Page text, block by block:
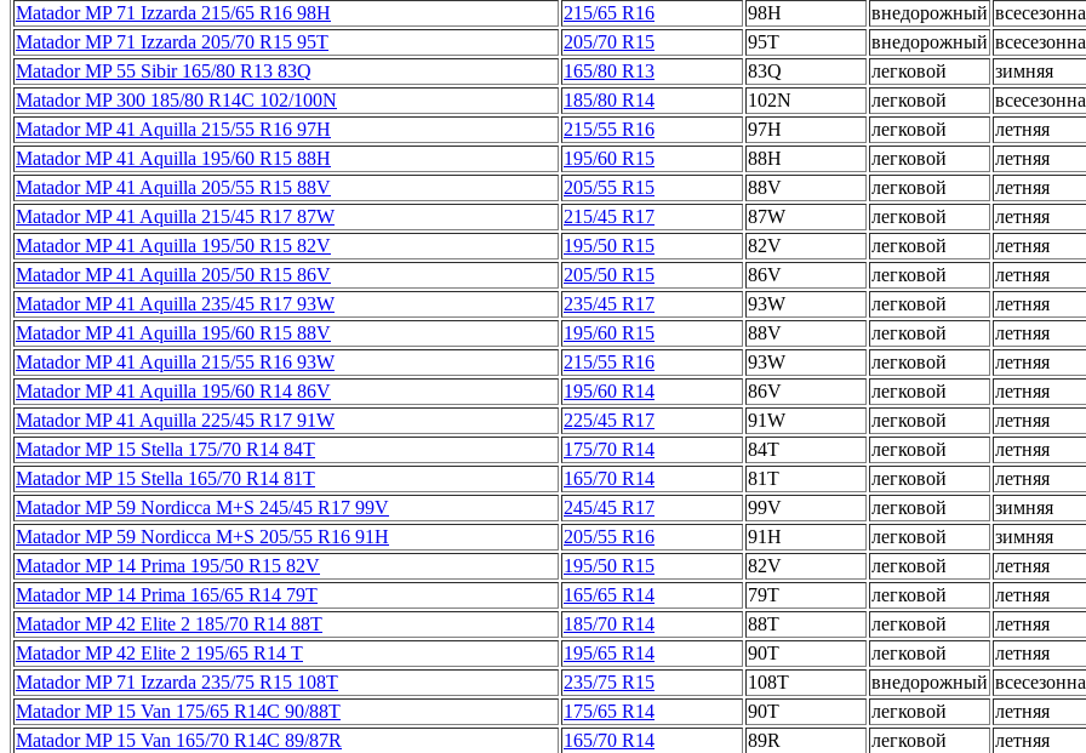
Matador MP 71 Izzarda 215/65 R16 98H
215/65 R16 98H внедорожный
Matador MP 71 Izzarda 205/70 R15 95T
205/70 R15 95T внедорожный
Matador MP 55 Sibir 165/80 R13 83Q
165/80 R13 83Q легковой зимняя
Matador MP 300 185/80 R14C 102/100N
185/80 R14 102N легковой
Matador MP 41 Aquilla 215/55 R16 97H
215/55 R16 97H легковой летняя
Matador MP 41 Aquilla 195/60 R15 88H
195/60 R15 88H легковой летняя
Matador MP 41 Aquilla 205/55 R15 88V
205/55 R15 88V легковой летняя
Matador MP 41 Aquilla 215/45 R17 87W
215/45 R17 87W легковой летняя
Matador MP 41 Aquilla 195/50 R15 82V
195/50 R15 82V легковой летняя
Matador MP 41 Aquilla 205/50 R15 86V
205/50 R15 86V легковой летняя
Matador MP 41 Aquilla 235/45 R17 93W
235/45 R17 93W легковой летняя
Matador MP 41 Aquilla 195/60 R15 88V
195/60 R15 88V легковой летняя
Matador MP 41 Aquilla 215/55 R16 93W
215/55 R16 93W легковой летняя
Matador MP 41 Aquilla 195/60 R14 86V
195/60 R14 86V легковой летняя
Matador MP 41 Aquilla 225/45 R17 91W
225/45 R17 91W легковой летняя
Matador MP 15 Stella 175/70 R14 84T
175/70 R14 84T легковой летняя
Matador MP 15 Stella 165/70 R14 81T
165/70 R14 81T легковой летняя
Matador MP 59 Nordicca M+S 245/45 R17 99V
245/45 R17 99V легковой зимняя
Matador MP 59 Nordicca M+S 205/55 R16 91H
205/55 R16 91H легковой зимняя
Matador MP 14 Prima 195/50 R15 82V
195/50 R15 82V легковой летняя
Matador MP 14 Prima 165/65 R14 79T
165/65 R14 79T легковой летняя
Matador MP 42 Elite 2 185/70 R14 88T
185/70 R14 88T легковой летняя
Matador MP 42 Elite 2 195/65 R14 T
195/65 R14 90T легковой летняя
Matador MP 71 Izzarda 235/75 R15 108T
235/75 R15 108T внедорожный
Matador MP 15 Van 175/65 R14C 90/88T
175/65 R14 90T легковой летняя
Matador MP 15 Van 165/70 R14C 89/87R
165/70 R14 89R легковой летняя